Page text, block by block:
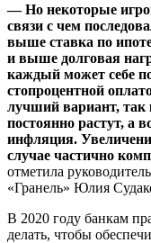
— Но некоторые
связи с чем
выше ставка по
и выше долговая
каждый может себе
стопроцентной
лучший вариант,
постоянно растут, а
инфляция.
случае частично
отметила
«Гранель» Юлия
В 2020 году банкам
делать, чтобы